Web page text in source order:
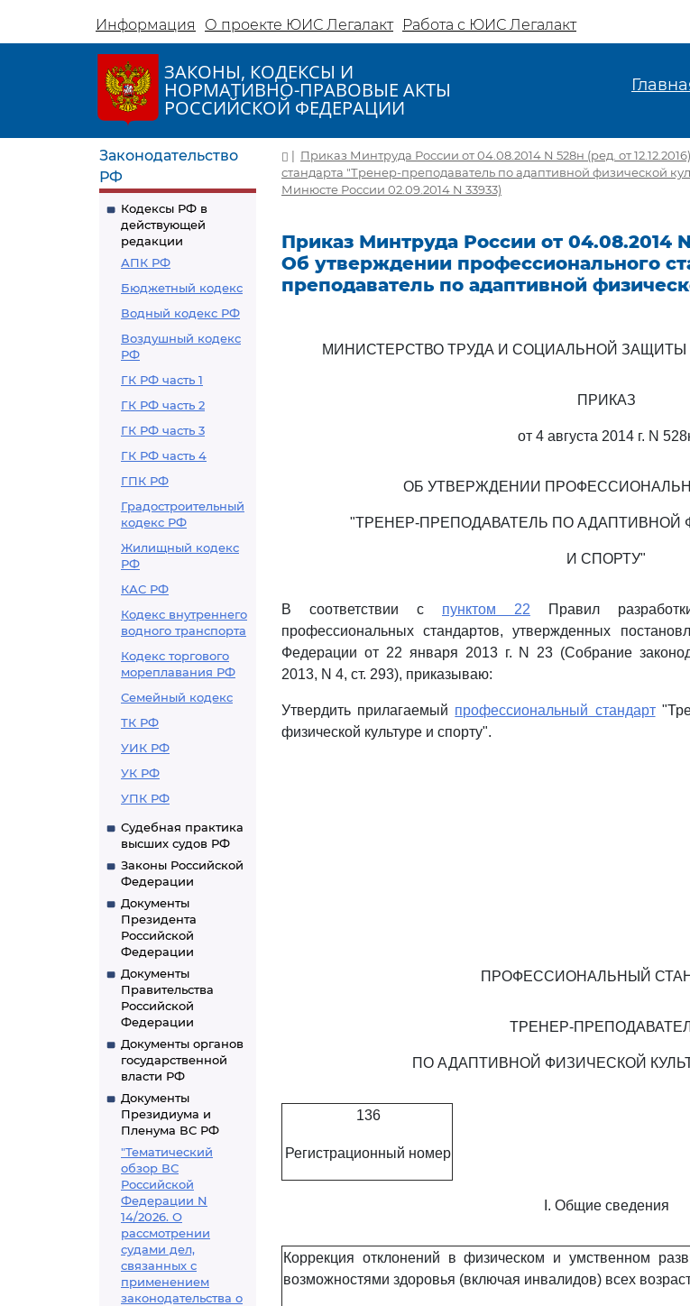
Информация О проекте ЮИС Легалакт Работа с ЮИС Легалакт
ЗАКОНЫ, КОДЕКСЫ И
НОРМАТИВНО-ПРАВОВЫЕ АКТЫ
РОССИЙСКОЙ ФЕДЕРАЦИИ
Законодательство
РФ
Кодексы РФ в
действующей
редакции
АПК РФ
Бюджетный кодекс
Водный кодекс РФ
Воздушный кодекс
РФ
ГК РФ часть 1
ГК РФ часть 2
ГК РФ часть 3
ГК РФ часть 4
ГПК РФ
Градостроительный
кодекс РФ
Жилищный кодекс
РФ
КАС РФ
Кодекс внутреннего
водного транспорта
Кодекс торгового
мореплавания РФ
Семейный кодекс
ТК РФ
УИК РФ
УК РФ
УПК РФ
Судебная практика
высших судов РФ
Законы Российской
Федерации
Документы
Президента
Российской
Федерации
Документы
Правительства
Российской
Федерации
Документы органов
государственной
власти РФ
Документы
Президиума и
Пленума ВС РФ
"Тематический
обзор ВС
Российской
Федерации N
14/2026. О
рассмотрении
судами дел,
связанных с
применением
законодательства о
| Приказ Минтруда России от 04.08.2014 N 528н (ред. от
стандарта "Тренер-преподаватель по адаптивной физической
Минюсте России 02.09.2014 N 33933)
Приказ Минтруда России от 04.08.2014 N
Об утверждении профессионального
преподаватель по адаптивной
МИНИСТЕРСТВО ТРУДА И СОЦИАЛЬНОЙ
ПРИКАЗ
от 4 августа 2014 г. N
ОБ УТВЕРЖДЕНИИ
"ТРЕНЕР-ПРЕПОДАВАТЕЛЬ ПО АДАПТИВНОЙ
И СПОРТУ"
В соответствии с пунктом 22 Правил
профессиональных стандартов, утвержденных
Федерации от 22 января 2013 г. N 23 (Собрание
2013, N 4, ст. 293), приказываю:
Утвердить прилагаемый профессиональный стандарт
физической культуре и спорту".
ПРОФЕССИОНАЛЬНЫЙ
ТРЕНЕР-
ПО АДАПТИВНОЙ ФИЗИЧЕСКОЙ
136
Регистрационный номер
I. Общие сведения
Коррекция отклонений в физическом и умственном
возможностями здоровья (включая инвалидов) всех